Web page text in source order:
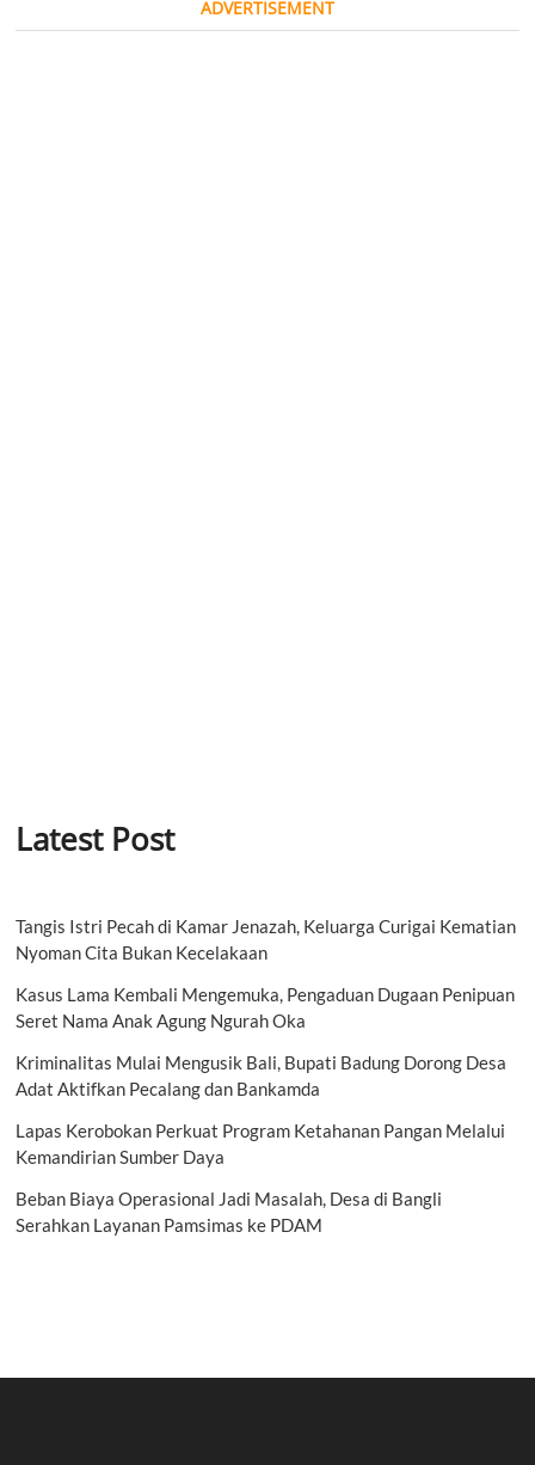
ADVERTISEMENT
Latest Post
Tangis Istri Pecah di Kamar Jenazah, Keluarga Curigai Kematian
Nyoman Cita Bukan Kecelakaan
Kasus Lama Kembali Mengemuka, Pengaduan Dugaan Penipuan
Seret Nama Anak Agung Ngurah Oka
Kriminalitas Mulai Mengusik Bali, Bupati Badung Dorong Desa
Adat Aktifkan Pecalang dan Bankamda
Lapas Kerobokan Perkuat Program Ketahanan Pangan Melalui
Kemandirian Sumber Daya
Beban Biaya Operasional Jadi Masalah, Desa di Bangli
Serahkan Layanan Pamsimas ke PDAM